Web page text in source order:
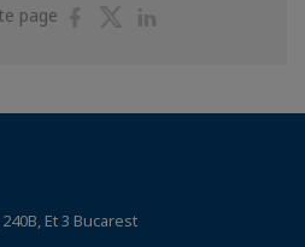
page
PartagerPartager
Et 3 Bucarest